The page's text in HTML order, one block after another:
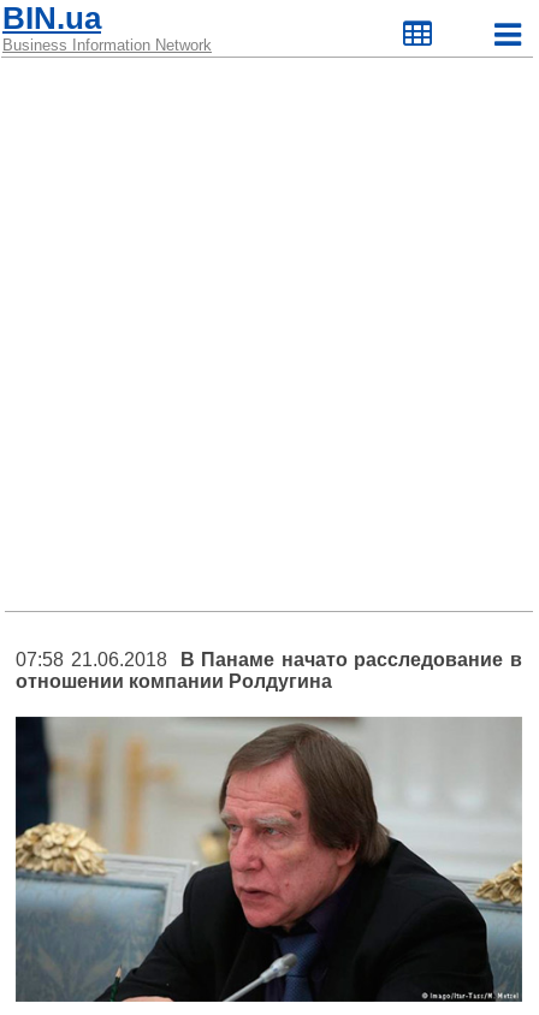
BIN.ua
Business Information Network
07:58 21.06.2018
В Панаме начато расследование в
отношении компании Ролдугина